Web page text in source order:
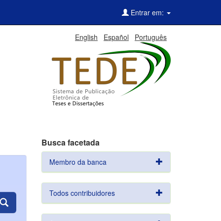
Entrar em:
English Español Português
Busca facetada
Membro da banca
Todos contribuidores